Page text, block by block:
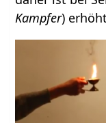
Kampfer)